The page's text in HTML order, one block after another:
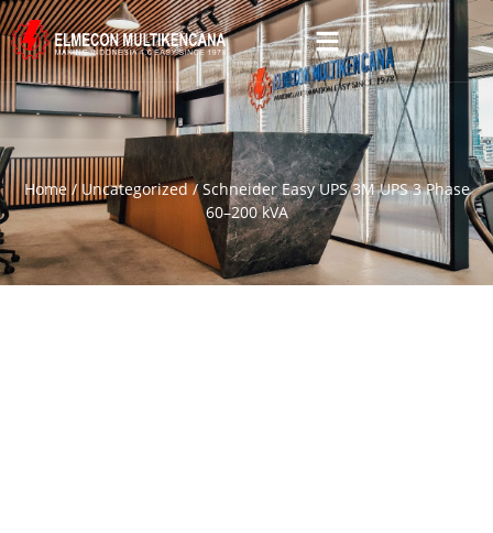
Home/Uncategorized/ Schneider Easy UPS 3M UPS 3 Phase
60–200 kVA